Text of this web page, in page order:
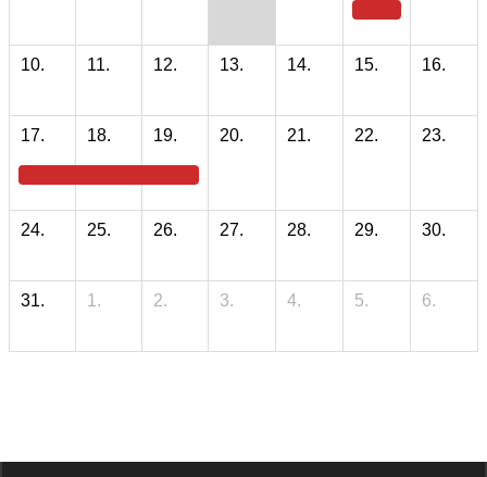
10. 11. 12. 13. 14. 15. 16.
17. 18. 19. 20. 21. 22. 23.
24. 25. 26. 27. 28. 29. 30.
31. 1. 2. 3. 4. 5. 6.